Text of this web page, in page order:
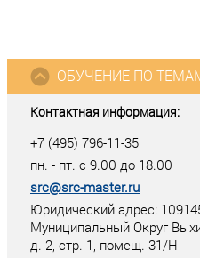
Контактная информация:
+7 (495) 796-11-35
пн. - пт. с 9.00 до 18.00
src@src-master.ru
Юридический адрес:
Муниципальный Округ
д. 2, стр. 1, помещ. 31/Н
ОБУЧЕНИЕ ПО